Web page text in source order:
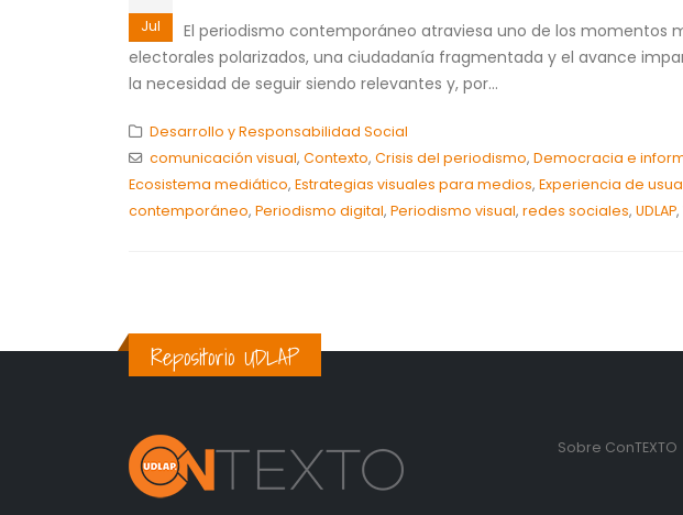
Jul
El periodismo contemporáneo atraviesa uno de los momentos
electorales polarizados, una ciudadanía fragmentada y el avance
la necesidad de seguir siendo relevantes y, por...
Desarrollo y Responsabilidad Social
comunicación visual, Contexto, Crisis del periodismo, Democracia e
Ecosistema mediático, Estrategias visuales para medios, Experiencia de
contemporáneo, Periodismo digital, Periodismo visual, redes sociales, UDLAP,
Repositorio UDLAP
Sobre ConTEXTO